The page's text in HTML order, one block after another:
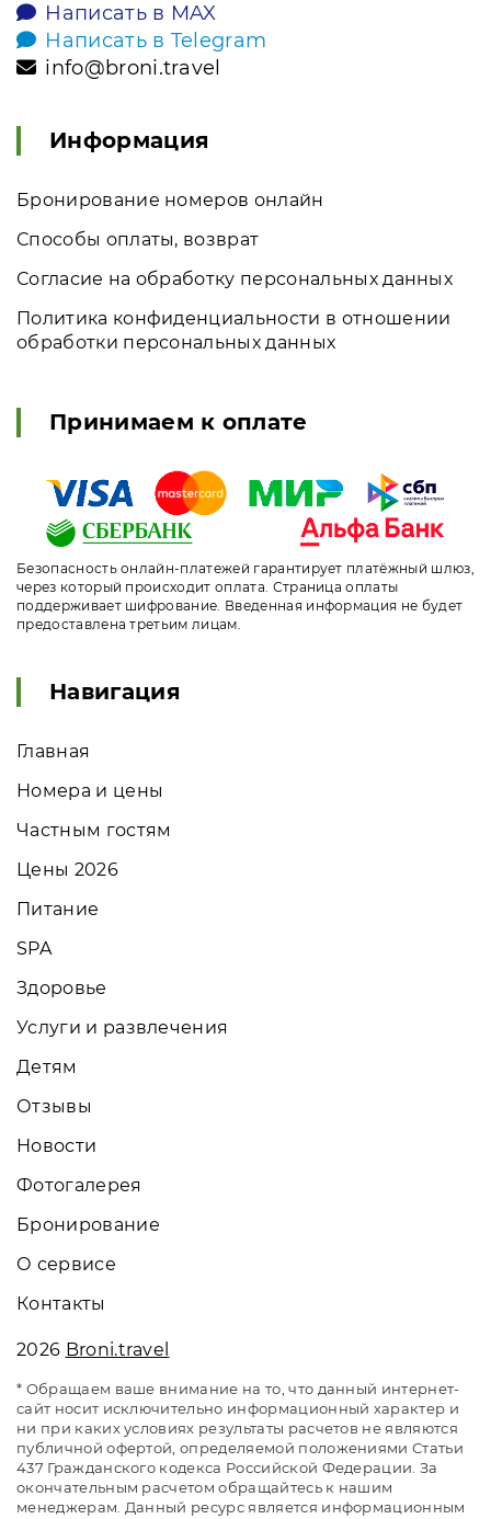
Написать в MAX
Написать в Telegram
info@broni.travel
Информация
Бронирование номеров онлайн
Способы оплаты, возврат
Согласие на обработку персональных данных
Политика конфиденциальности в отношении
обработки персональных данных
Принимаем к оплате
Безопасность онлайн-платежей гарантирует платёжный шлюз,
через который происходит оплата. Страница оплаты
поддерживает шифрование. Введенная информация не будет
предоставлена третьим лицам.
Навигация
Главная
Номера и цены
Частным гостям
Цены 2026
Питание
SPA
Здоровье
Услуги и развлечения
Детям
Отзывы
Новости
Фотогалерея
Бронирование
О сервисе
Контакты
2026 Broni.travel
* Обращаем ваше внимание на то, что данный интернет-
сайт носит исключительно информационный характер и
ни при каких условиях результаты расчетов не являются
публичной офертой, определяемой положениями Статьи
437 Гражданского кодекса Российской Федерации. За
окончательным расчетом обращайтесь к нашим
менеджерам. Данный ресурс является информационным